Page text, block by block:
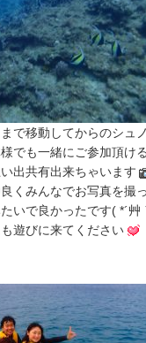
で移動してからのシュ
でも一緒にご参加頂け
出共有出来ちゃいます
くみんなでお写真を撮
いで良かったです( *´艸
遊びに来てください